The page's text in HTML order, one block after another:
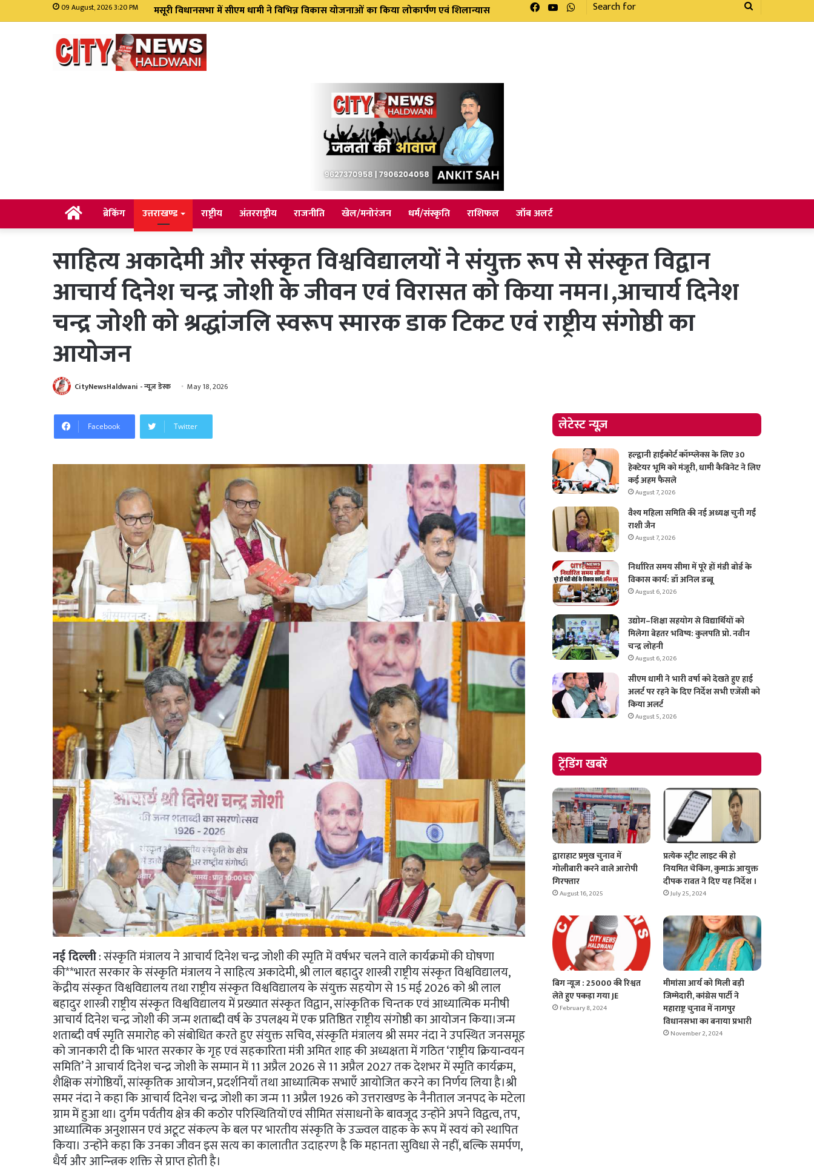
09 August, 2026 3:20 PM संदीप पांडे बने कांग्रेस के जिला महासचिव, संगठन को मिलेगी नई मजबूत
Search
for
WhatsApp
YouTube
Facebook
Homeब्रेकिंग उत्तराखण्ड राष्ट्रीय अंतरराष्ट्रीय राजनीति खेल/मनोरंजन धर्म/संस्कृति राशिफल जॉब अलर्ट
साहित्य अकादेमी और संस्कृत विश्वविद्यालयों ने संयुक्त रूप से संस्कृत विद्वान
आचार्य दिनेश चन्द्र जोशी के जीवन एवं विरासत को किया नमन।,आचार्य दिनेश
चन्द्र जोशी को श्रद्धांजलि स्वरूप स्मारक डाक टिकट एवं राष्ट्रीय संगोष्ठी का
आयोजन
CityNewsHaldwani - न्यूज़ डेस्क May 18, 2026
Facebook Twitter
नई दिल्ली: संस्कृति मंत्रालय ने आचार्य दिनेश चन्द्र जोशी की स्मृति में वर्षभर चलने वाले कार्यक्रमों की घोषणा
की**भारत सरकार के संस्कृति मंत्रालय ने साहित्य अकादेमी, श्री लाल बहादुर शास्त्री राष्ट्रीय संस्कृत विश्वविद्यालय,
केंद्रीय संस्कृत विश्वविद्यालय तथा राष्ट्रीय संस्कृत विश्वविद्यालय के संयुक्त सहयोग से 15 मई 2026 को श्री लाल
बहादुर शास्त्री राष्ट्रीय संस्कृत विश्वविद्यालय में प्रख्यात संस्कृत विद्वान, सांस्कृतिक चिन्तक एवं आध्यात्मिक मनीषी
आचार्य दिनेश चन्द्र जोशी की जन्म शताब्दी वर्ष के उपलक्ष्य में एक प्रतिष्ठित राष्ट्रीय संगोष्ठी का आयोजन किया।जन्म
शताब्दी वर्ष स्मृति समारोह को संबोधित करते हुए संयुक्त सचिव, संस्कृति मंत्रालय श्री समर नंदा ने उपस्थित जनसमूह
को जानकारी दी कि भारत सरकार के गृह एवं सहकारिता मंत्री अमित शाह की अध्यक्षता में गठित ‘राष्ट्रीय क्रियान्वयन
समिति’ ने आचार्य दिनेश चन्द्र जोशी के सम्मान में 11 अप्रैल 2026 से 11 अप्रैल 2027 तक देशभर में स्मृति कार्यक्रम,
शैक्षिक संगोष्ठियाँ, सांस्कृतिक आयोजन, प्रदर्शनियाँ तथा आध्यात्मिक सभाएँ आयोजित करने का निर्णय लिया है।श्री
समर नंदा ने कहा कि आचार्य दिनेश चन्द्र जोशी का जन्म 11 अप्रैल 1926 को उत्तराखण्ड के नैनीताल जनपद के मटेला
ग्राम में हुआ था। दुर्गम पर्वतीय क्षेत्र की कठोर परिस्थितियों एवं सीमित संसाधनों के बावजूद उन्होंने अपने विद्वत्व, तप,
आध्यात्मिक अनुशासन एवं अटूट संकल्प के बल पर भारतीय संस्कृति के उज्ज्वल वाहक के रूप में स्वयं को स्थापित
किया। उन्होंने कहा कि उनका जीवन इस सत्य का कालातीत उदाहरण है कि महानता सुविधा से नहीं, बल्कि समर्पण,
धैर्य और आन्न्त्रिक शक्ति से प्राप्त होती है।
लेटेस्ट न्यूज़
हल्द्वानी हाईकोर्ट कॉम्प्लेक्स के लिए 30
हेक्टेयर भूमि को मंजूरी, धामी कैबिनेट ने लिए
कई अहम फैसले
August 7, 2026
वैश्य महिला समिति की नई अध्यक्ष चुनी गईं
राशी जैन
August 7, 2026
निर्धारित समय सीमा में पूरे हों मंडी बोर्ड के
विकास कार्य: डॉ अनिल डब्बू
August 6, 2026
उद्योग–शिक्षा सहयोग से विद्यार्थियों को
मिलेगा बेहतर भविष्य: कुलपति प्रो. नवीन
चन्द्र लोहनी
August 6, 2026
सीएम धामी ने भारी वर्षा को देखते हुए हाई
अलर्ट पर रहने के दिए निर्देश सभी एजेंसी को
किया अलर्ट
August 5, 2026
ट्रेंडिंग खबरें
द्वाराहाट प्रमुख चुनाव में
गोलीबारी करने वाले आरोपी
गिरफ्तार
August 16, 2025
प्रत्येक स्ट्रीट लाइट की हो
नियमित चेकिंग, कुमाऊं आयुक्त
दीपक रावत ने दिए यह निर्देश ।
July 25, 2024
बिग न्यूज : 25000 की रिश्वत
लेते हुए पकड़ा गया JE
February 8, 2024
मीमांसा आर्य को मिली बड़ी
जिम्मेदारी, कांग्रेस पार्टी ने
महाराष्ट्र चुनाव में नागपुर
विधानसभा का बनाया प्रभारी
November 2, 2024